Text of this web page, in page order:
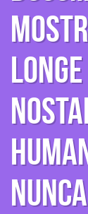
nunca